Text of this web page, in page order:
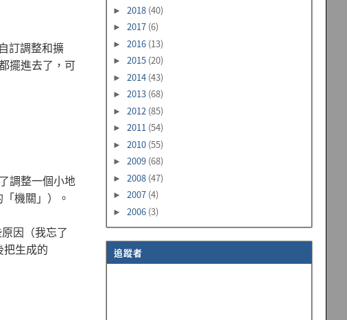
訂調整和擴
擺進去了，可
調整一個小地
機關」）。
因（我忘了
生成的
► 2018 (40)
► 2017 (6)
► 2016 (13)
► 2015 (20)
► 2014 (43)
► 2013 (68)
► 2012 (85)
► 2011 (54)
► 2010 (55)
► 2009 (68)
► 2008 (47)
► 2007 (4)
► 2006 (3)
追蹤者